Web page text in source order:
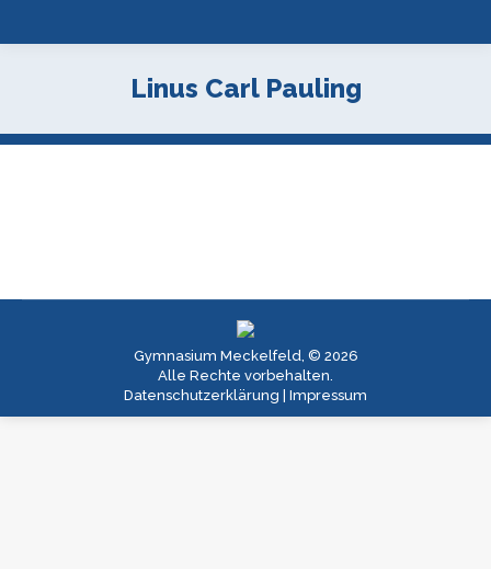
Linus Carl Pauling
Gymnasium Meckelfeld, © 2026
Alle Rechte vorbehalten.
Datenschutzerklärung
Impressum